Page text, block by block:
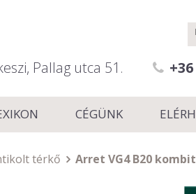
Pallag utca 51.
CÉGÜNK
térkő Arret VG4 B20